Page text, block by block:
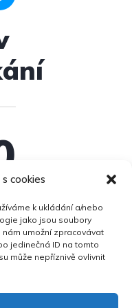
cookies
k ukládání a/nebo
jako jsou soubory
umožní zpracovávat
jedinečná ID na tomto
může nepříznivě ovlivnit
/ rok